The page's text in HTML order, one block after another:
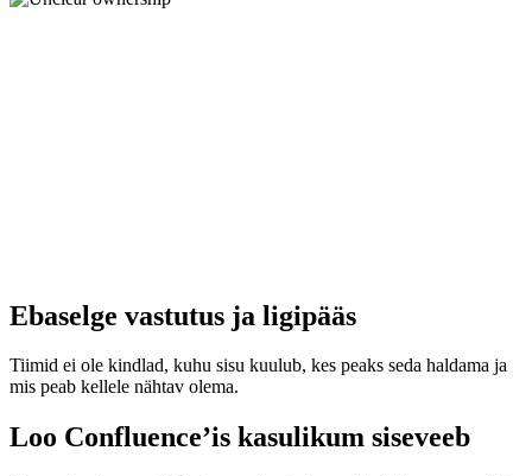
Ebaselge vastutus ja ligipääs
Tiimid ei ole kindlad, kuhu sisu kuulub, kes peaks seda haldama ja
mis peab kellele nähtav olema.
Loo Confluence’is kasulikum siseveeb